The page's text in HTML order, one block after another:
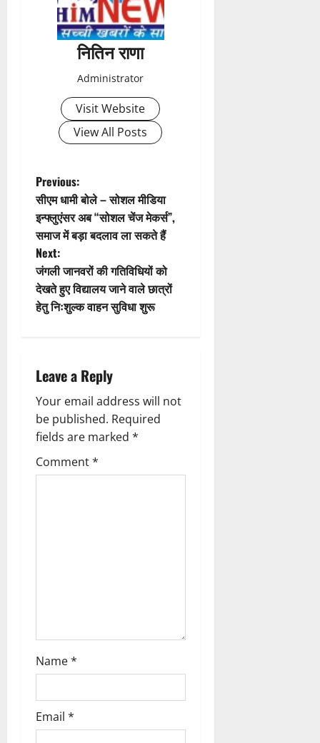
t
i
o
n
नितिन राणा
Administrator
Visit Website
View All Posts
P
o
s
t
n
v
i
g
a
Previous:
सीएम धामी बोले – सोशल मीडिया
इन्फ्लुएंसर अब “सोशल चेंज मेकर्स”,
समाज में बड़ा बदलाव ला सकते हैं
Next:
जंगली जानवरों की गतिविधियों को
देखते हुए विद्यालय जाने वाले छात्रों
हेतु निःशुल्क वाहन सुविधा शुरू
Leave a Reply
Your email address will not
be published. Required
fields are marked *
Comment*
Name*
Email *